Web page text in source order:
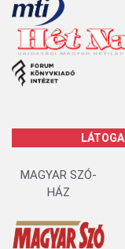
MAGYAR SZÓ-
HÁZ